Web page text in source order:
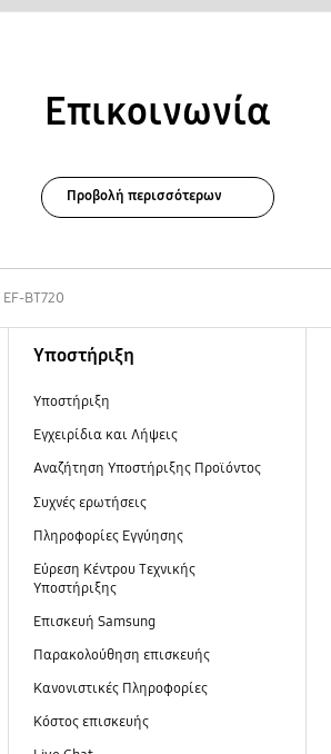
Επικοινωνία
Προβολή περισσότερων
EF-BT720
Υποστήριξη
Υποστήριξη
Εγχειρίδια και Λήψεις
Αναζήτηση Υποστήριξης Προϊόντος
Συχνές ερωτήσεις
Πληροφορίες Εγγύησης
Εύρεση Κέντρου Τεχνικής
Υποστήριξης
Επισκευή Samsung
Παρακολούθηση επισκευής
Κανονιστικές Πληροφορίες
Κόστος επισκευής